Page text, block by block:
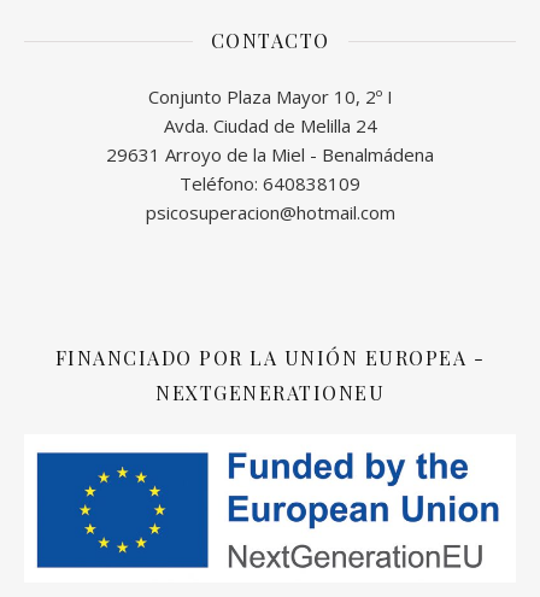
CONTACTO
Conjunto Plaza Mayor 10, 2º I
Avda. Ciudad de Melilla 24
29631 Arroyo de la Miel - Benalmádena
Teléfono: 640838109
psicosuperacion@hotmail.com
FINANCIADO POR LA UNIÓN EUROPEA -
NEXTGENERATIONEU